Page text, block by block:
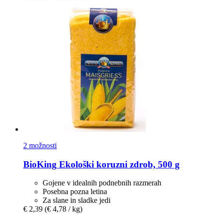
2 možnosti
BioKing Ekološki koruzni zdrob, 500 g
Gojene v idealnih podnebnih razmerah
Posebna pozna letina
Za slane in sladke jedi
€ 2,39 (€ 4,78 / kg)